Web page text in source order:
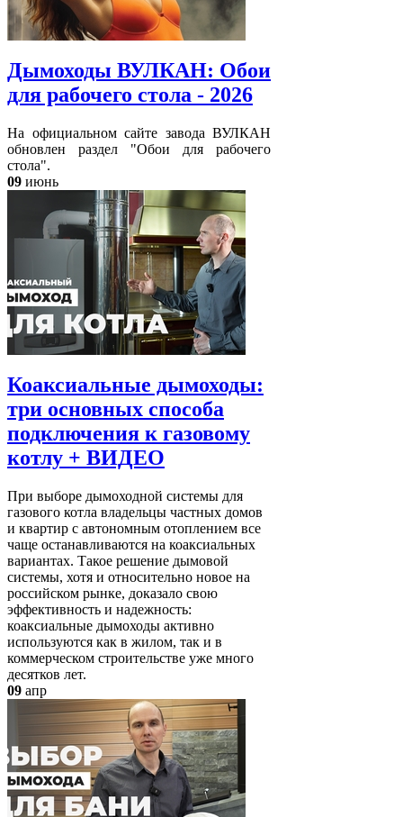
Дымоходы ВУЛКАН: Обои
для рабочего стола - 2026
На официальном сайте завода ВУЛКАН
обновлен раздел "Обои для рабочего
стола".
09 июнь
Коаксиальные дымоходы:
три основных способа
подключения к газовому
котлу + ВИДЕО
При выборе дымоходной системы для
газового котла владельцы частных домов
и квартир с автономным отоплением все
чаще останавливаются на коаксиальных
вариантах. Такое решение дымовой
системы, хотя и относительно новое на
российском рынке, доказало свою
эффективность и надежность:
коаксиальные дымоходы активно
используются как в жилом, так и в
коммерческом строительстве уже много
десятков лет.
09 апр